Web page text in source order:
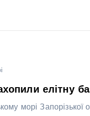
елітну
морі Запорізької